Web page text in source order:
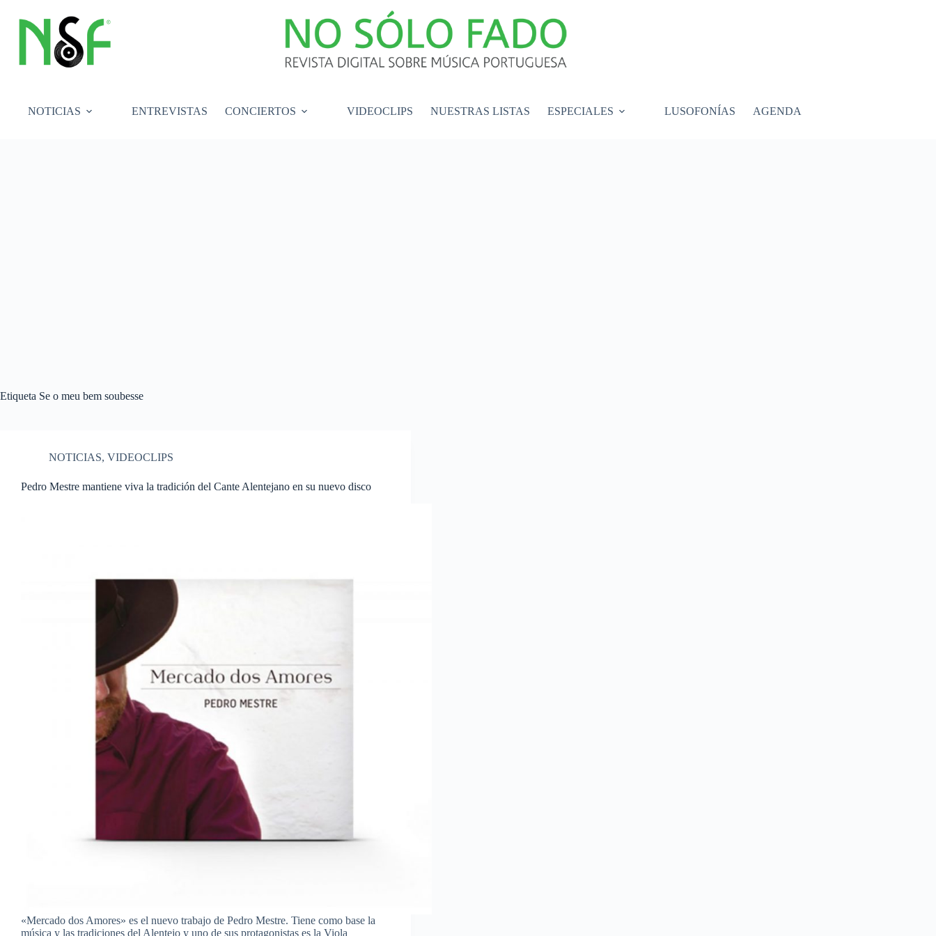
contenido
NOTICIAS ENTREVISTAS CONCIERTOS VIDEOCLIPS NUESTRAS LISTAS ESPECIALES LUSOFONÍAS AGENDA
Etiqueta Se o meu bem soubesse
NOTICIAS, VIDEOCLIPS
Pedro Mestre mantiene viva la tradición del Cante Alentejano en su nuevo disco
«Mercado dos Amores» es el nuevo trabajo de Pedro Mestre. Tiene como base la
música y las tradiciones del Alentejo y uno de sus protagonistas es la Viola